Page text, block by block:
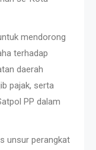
mendorong
terhadap
daerah
pajak, serta
PP dalam
unsur perangkat